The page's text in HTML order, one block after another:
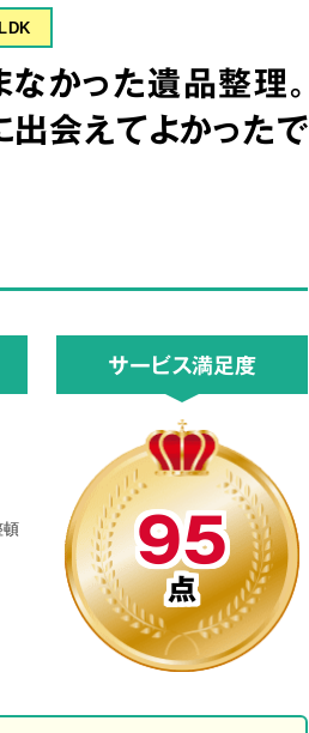
かった遺品整理。
会えてよかったで
サービス満足度
95
点